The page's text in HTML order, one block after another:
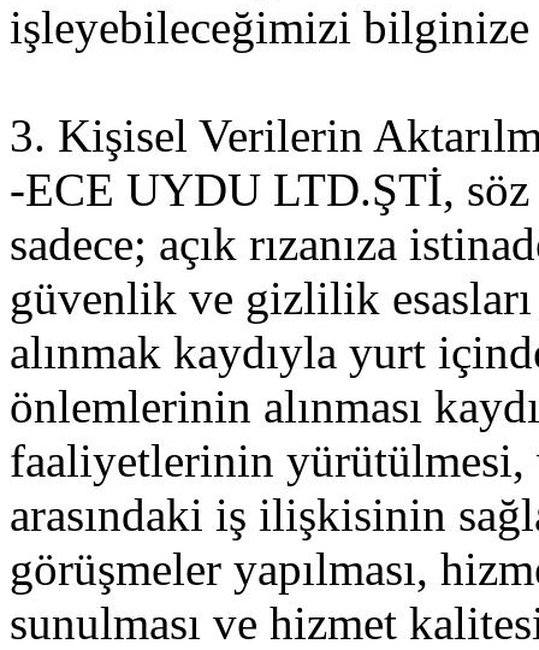
işleyebileceğimizi bilginize
3. Kişisel Verilerin
-ECE UYDU LTD.ŞTİ,
sadece; açık rızanıza
güvenlik ve gizlilik
alınmak kaydıyla yurt
önlemlerinin alınması
faaliyetlerinin
arasındaki iş ilişkisinin
görüşmeler yapılması,
sunulması ve hizmet